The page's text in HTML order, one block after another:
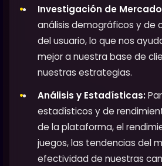
Investigación de
análisis demográficos y de
del usuario, lo que nos
mejor a nuestra base de
nuestras estrategias.
Análisis y Estadísticas:
estadísticos y de
de la plataforma, el
juegos, las tendencias del
efectividad de nuestras